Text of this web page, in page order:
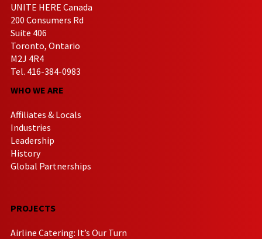
UNITE HERE Canada
200 Consumers Rd
Suite 406
Toronto, Ontario
M2J 4R4
Tel. 416-384-0983
WHO WE ARE
Affiliates & Locals
Industries
Leadership
History
Global Partnerships
PROJECTS
Airline Catering: It’s Our Turn